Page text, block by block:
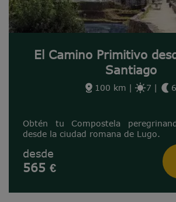
El Camino Primitivo
Santiago
100 km | 7 | 6
Obtén tu Compostela
desde la ciudad romana de Lugo.
desde
565 €